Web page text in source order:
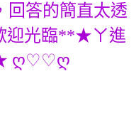
答的簡直太透
光臨**★ㄚ進
★ ღ♡♡ღ